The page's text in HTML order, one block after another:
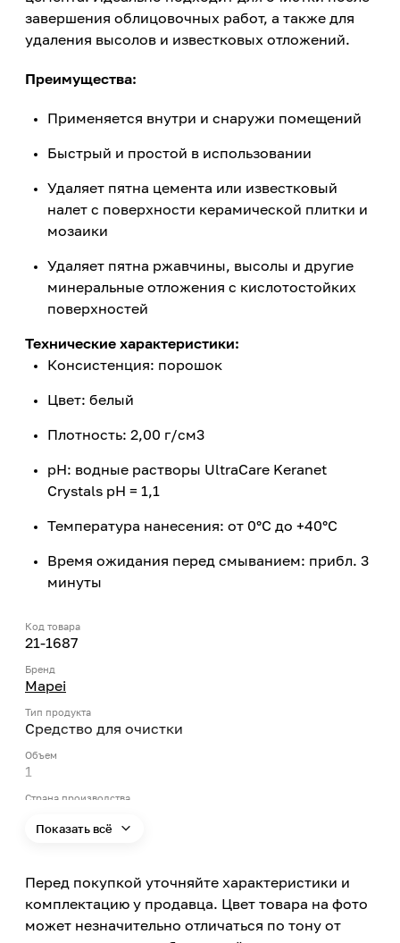
завершения облицовочных работ, а также для
удаления высолов и известковых отложений.
Преимущества:
Применяется внутри и снаружи помещений
Быстрый и простой в использовании
Удаляет пятна цемента или известковый
налет с поверхности керамической плитки и
мозаики
Удаляет пятна ржавчины, высолы и другие
минеральные отложения с кислотостойких
поверхностей
Технические характеристики:
Консистенция: порошок
Цвет: белый
Плотность: 2,00 г/см3
pH: водные растворы UltraCare Keranet
Crystals pH = 1,1
Температура нанесения: от 0°C до +40°C
Время ожидания перед смыванием: прибл. 3
минуты
Код товара
21-1687
Бренд
Mapei
Тип продукта
Средство для очистки
Объем
1
Страна производства
Показать всё
Перед покупкой уточняйте характеристики и
комплектацию у продавца. Цвет товара на фото
может незначительно отличаться по тону от